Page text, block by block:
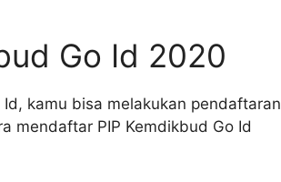
Go Id 2020
kamu bisa melakukan pendaftaran
mendaftar PIP Kemdikbud Go Id